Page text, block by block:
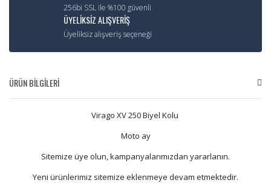
256bi SSL ile %100 güvenli
ÜYELİKSİZ ALIŞVERİŞ
Üyeliksiz alışveriş seçeneği
ÜRÜN BİLGİLERİ
Virago XV 250 Biyel Kolu
Moto ay
Sitemize üye olun, kampanyalarımızdan yararlanın.
Yeni ürünlerimiz sitemize eklenmeye devam etmektedir.